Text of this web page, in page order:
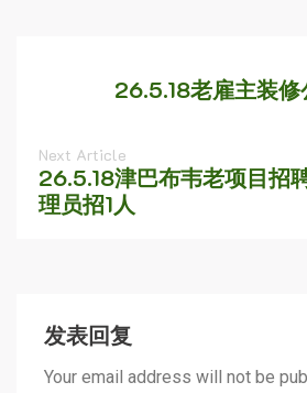
26.5.18老雇主装
Next Article
26.5.18津巴布韦老项目招
理员招1人
发表回复
Your email address will not be